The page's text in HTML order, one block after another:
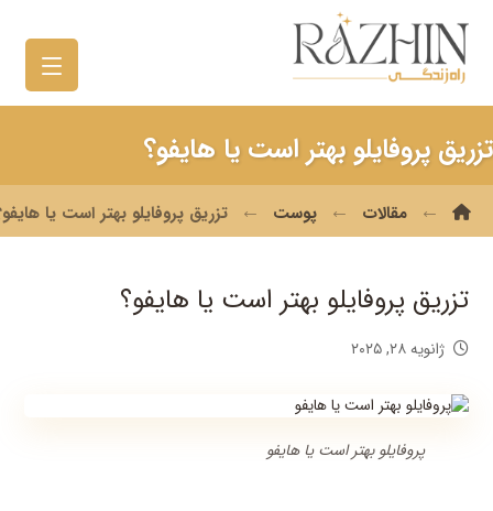
تزریق پروفایلو بهتر است یا هایفو؟
مقالات پوست تزریق پروفایلو بهتر است یا
تزریق پروفایلو بهتر است یا هایفو؟
ژانویه ۲۸, ۲۰۲۵
پروفایلو بهتر است یا هایفو